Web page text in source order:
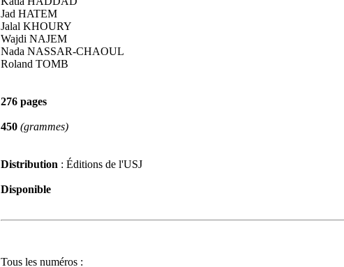
Jad HATEM
Jalal KHOURY
Wajdi NAJEM
Nada NASSAR-CHAOUL
Roland TOMB
276 pages
450 (grammes)
Distribution : Éditions de l'USJ
Disponible
Tous les numéros :